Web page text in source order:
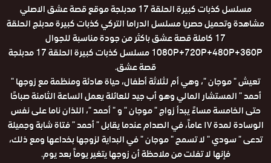
مسلسل كذبات كبيرة الحلقة 17 مدبلجة موقع قصة عشق الاصلي
مشاهدة وتحميل حصريا مسلسل الدراما التركي كذبات كبيرة مدبلج الحلقة
17 كاملة قصة عشق باكثر من جودة مناسبة للجوال
1080P+720P+480P+360P مسلسل كذبات كبيرة الحلقة 17 مدبلجة
قصة عشق.
تعيش " موجان "، وهي أم لثلاثة أطفال، حياة هادئة ومنظمة مع زوجها "
أحمد " المستشار المالي وهو أب جيد للعائلة يعمل الساعة الثامنة صباحًا
حتى الخامسة مساءً يبدأ زواج " موجان " و " أحمد "، اللذان ناما على نفس
الوسادة لمدة ١٧ عاماً، في الصدام عندما يقابل " أحمد " فتاة شابة وجميلة
تدعى " سودي " لا تسمح " موجان " في البداية لزوجها بخداعها ومع ذلك،
فإنها لا تفلت من ملاحظة أن زوجها يتغير يوماً بعد يوم.